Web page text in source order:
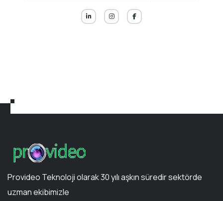
Provideo Teknoloji olarak 30 yılı aşkın süredir sektörde
uzman ekibimizle